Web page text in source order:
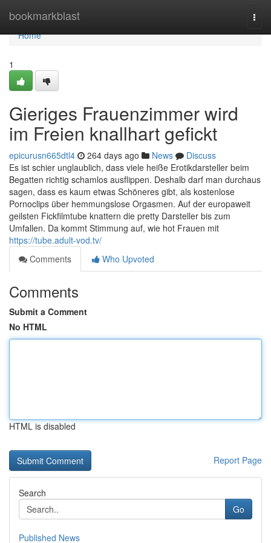
bookmarkblast
Home
Home
1
Gieriges Frauenzimmer wird
im Freien knallhart gefickt
epicurusn665dtl4 264 days ago News
Discuss
Es ist schier unglaublich, dass viele heiße Erotikdarsteller beim
Begatten richtig schamlos ausflippen. Deshalb darf man durchaus
sagen, dass es kaum etwas Schöneres gibt, als kostenlose
Pornoclips über hemmungslose Orgasmen. Auf der europaweit
geilsten Fickfilmtube knattern die pretty Darsteller bis zum
Umfallen. Da kommt Stimmung auf, wie hot Frauen mit
https://tube.adult-vod.tv/
Comments
Who Upvoted
Comments
Submit a Comment
No HTML
HTML is disabled
Report Page
Search
Go
Published News